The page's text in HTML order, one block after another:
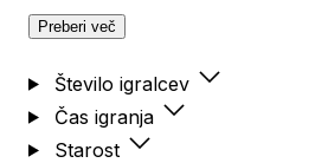
Preberi več
Število igralcev
Čas igranja
Starost